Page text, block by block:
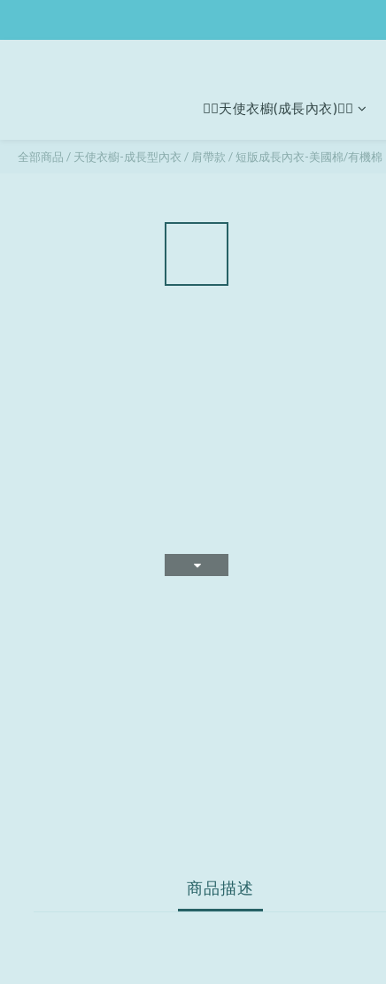
🧚‍♀天使衣櫥(成長內衣)🧚‍♀
全部商品 / 天使衣櫥-成長型內衣 / 肩帶款 / 短版成長內衣-美國棉/有機棉
商品描述